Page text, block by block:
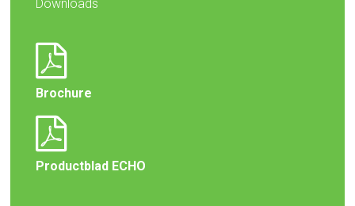
Downloads
Brochure
Productblad ECHO